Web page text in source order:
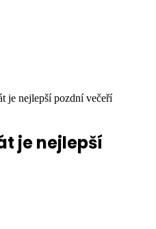
je nejlepší pozdní večeří
je nejlepší